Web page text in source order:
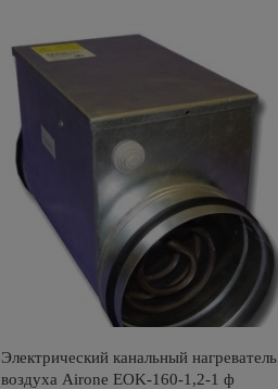
Электрический канальный нагреватель
воздуха Airone EOK-160-1,2-1 ф